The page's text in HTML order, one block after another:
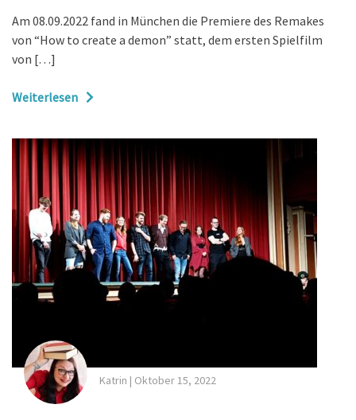
Am 08.09.2022 fand in München die Premiere des Remakes
von “How to create a demon” statt, dem ersten Spielfilm
von […]
Weiterlesen
Katrin | Oktober 15, 2022